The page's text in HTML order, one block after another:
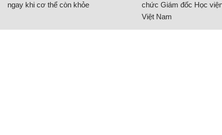
ngay khi cơ thể còn khỏe
chức Giám đốc Học
Việt Nam